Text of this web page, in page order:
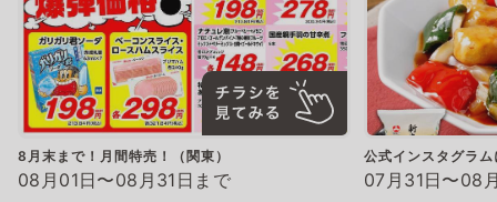
8月末まで！月間特売！（関東）
08月01日〜08月31日まで
公式インスタグラ
07月31日〜08